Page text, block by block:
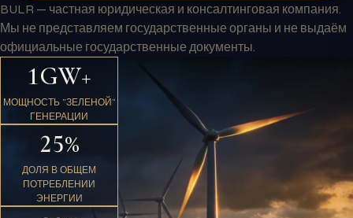
BULR — частная юридическая и консалтинговая компания.
Мы не представляем государственные органы и не выдаём
официальные государственные документы.
1GW+
МОЩНОСТЬ "ЗЕЛЕНОЙ"
ГЕНЕРАЦИИ
25%
ДОЛЯ В ОБЩЕМ
ПОТРЕБЛЕНИИ
ЭНЕРГИИ